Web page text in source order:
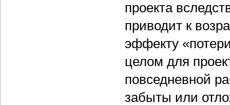
проекта
приводит к
эффекту
целом для
повседневной
забыты или